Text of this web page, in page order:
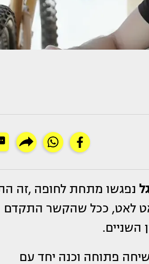
נפגשו מתחת לחופה ,זה
לאט, ככל שהקשר התקדם
השניים.
פתוחה וכנה יחד עם